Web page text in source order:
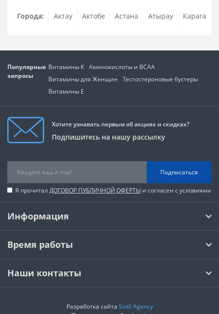
Города: Актау Актобе Астана Атырау Караганда
Популярные
запросы
Витамины К Аминокислоты и BCAA
Витамины для Женщин
Тестостероновые бустеры
Витамины Е
Хотите узнавать первым об акциях и скидках?
Подпишитесь на нашу рассылку
Подписаться
Я прочитал ДОГОВОР ПУБЛИЧНОЙ ОФЕРТЫ и согласен с условиями
Информация
Время работы
Наши контакты
Разработка сайта Svitli Agency